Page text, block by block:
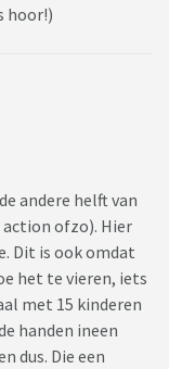
hoor!)
andere helft van
ofzo). Hier
Dit is ook omdat
het te vieren, iets
met 15 kinderen
handen ineen
dus. Die een